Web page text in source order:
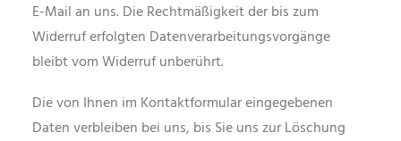
E-Mail an uns. Die Rechtmäßigkeit der bis zum
Widerruf erfolgten Datenverarbeitungsvorgänge
bleibt vom Widerruf unberührt.
Die von Ihnen im Kontaktformular eingegebenen
Daten verbleiben bei uns, bis Sie uns zur Löschung